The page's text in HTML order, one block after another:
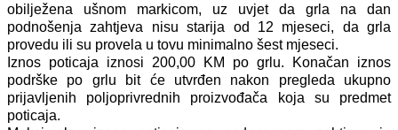
obilježena ušnom markicom, uz uvjet da grla na dan
podnošenja zahtjeva nisu starija od 12 mjeseci, da grla
provedu ili su provela u tovu minimalno šest mjeseci.
Iznos poticaja iznosi 200,00 KM po grlu. Konačan iznos
podrške po grlu bit će utvrđen nakon pregleda ukupno
prijavljenih poljoprivrednih proizvođača koja su predmet
poticaja.